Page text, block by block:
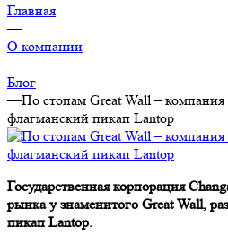
Главная
—
О компании
—
Блог
—По стопам Great Wall – компания
флагманский пикап Lantop
Государственная корпорация
рынка у знаменитого Great Wall,
пикап Lantop.